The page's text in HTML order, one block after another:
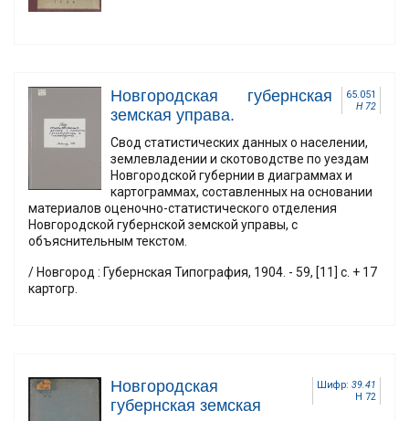
65.051
Н 72
Новгородская губернская
земская управа.
Свод статистических данных о населении,
землевладении и скотоводстве по уездам
Новгородской губернии в диаграммах и
картограммах, составленных на основании
материалов оценочно-статистического отделения
Новгородской губернской земской управы, с
объяснительным текстом.
/ Новгород : Губернская Типография, 1904. - 59, [11] с. + 17
картогр.
Шифр: 39.41
Н 72
Новгородская
губернская земская